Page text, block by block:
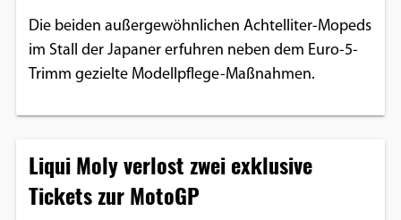
Die beiden außergewöhnlichen Achtelliter-Mopeds
im Stall der Japaner erfuhren neben dem Euro-5-
Trimm gezielte Modellpflege-Maßnahmen.
Liqui Moly verlost zwei exklusive
Tickets zur MotoGP